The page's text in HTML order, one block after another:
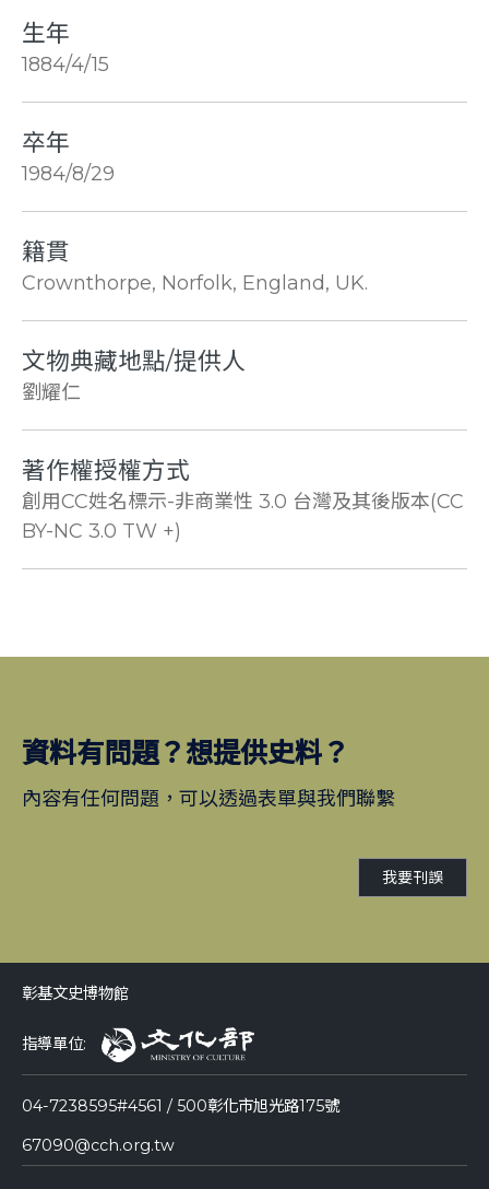
生年
1884/4/15
卒年
1984/8/29
籍貫
Crownthorpe, Norfolk, England, UK.
文物典藏地點/提供人
劉耀仁
著作權授權方式
創用CC姓名標示-非商業性 3.0 台灣及其後版本(CC
BY-NC 3.0 TW +)
資料有問題？想提供史料？
內容有任何問題，可以透過表單與我們聯繫
我要刊誤
彰基文史博物館
指導單位:
04-7238595#4561 / 500彰化市旭光路175號
67090@cch.org.tw